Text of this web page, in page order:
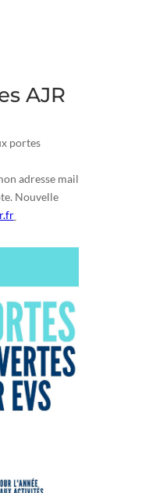
AJR
portes
adresse mail
Nouvelle